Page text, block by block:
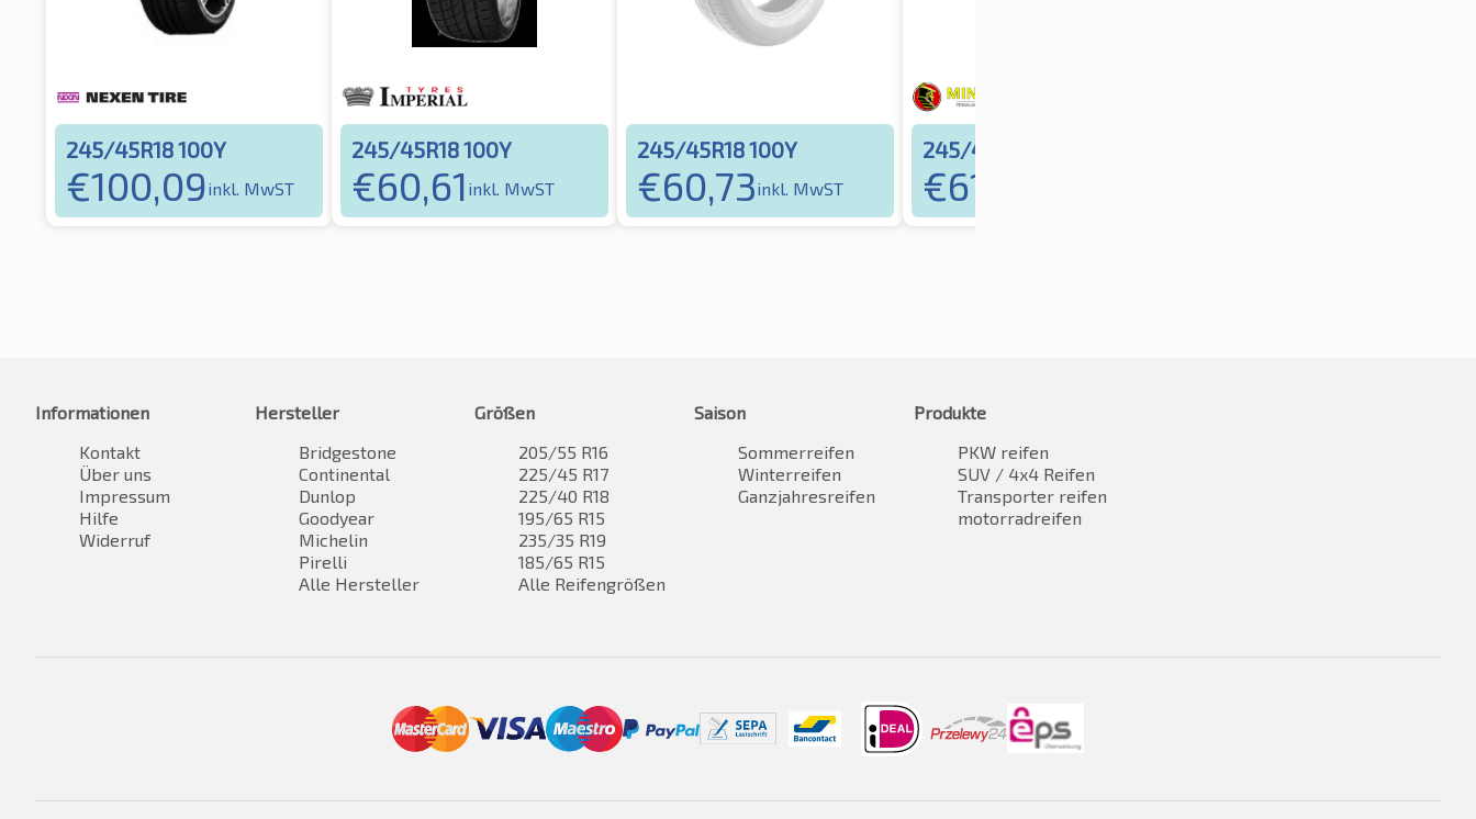
245/45R18 100Y
€100,09inkl. MwST
245/45R18 100Y
€60,61 inkl. MwST
245/45R18 100Y
€60,73inkl. MwST
245/45R18 100Y
€61,44
Informationen
Kontakt
Über uns
Impressum
Hilfe
Widerruf
Hersteller
Bridgestone
Continental
Dunlop
Goodyear
Michelin
Pirelli
Alle Hersteller
Größen
205/55 R16
225/45 R17
225/40 R18
195/65 R15
235/35 R19
185/65 R15
Alle Reifengrößen
Saison
Sommerreifen
Winterreifen
Ganzjahresreifen
Produkte
PKW reifen
SUV / 4x4 Reifen
Transporter reifen
motorradreifen